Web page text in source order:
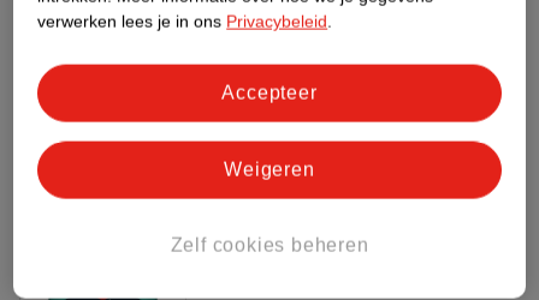
Alle Luiers maat 4
Hoe controleren wij de reviews?
verwerken lees je in ons Privacybeleid.
Zelf cookies beheren
Weigeren
Accepteer